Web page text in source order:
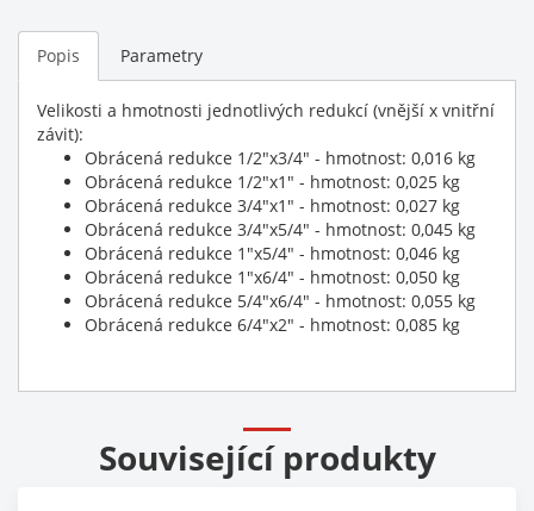
Popis Parametry
Velikosti a hmotnosti jednotlivých redukcí (vnější x vnitřní
závit):
Obrácená redukce 1/2"x3/4" - hmotnost: 0,016 kg
Obrácená redukce 1/2"x1" - hmotnost: 0,025 kg
Obrácená redukce 3/4"x1" - hmotnost: 0,027 kg
Obrácená redukce 3/4"x5/4" - hmotnost: 0,045 kg
Obrácená redukce 1"x5/4" - hmotnost: 0,046 kg
Obrácená redukce 1"x6/4" - hmotnost: 0,050 kg
Obrácená redukce 5/4"x6/4" - hmotnost: 0,055 kg
Obrácená redukce 6/4"x2" - hmotnost: 0,085 kg
Související produkty